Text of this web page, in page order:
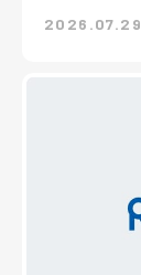
2026.07.29